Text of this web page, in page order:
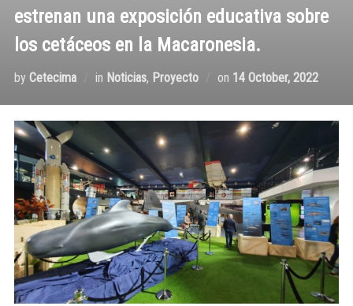
estrenan una exposición educativa sobre
los cetáceos en la Macaronesia.
by Cetecima in Noticias, Proyecto on 14 October, 2022